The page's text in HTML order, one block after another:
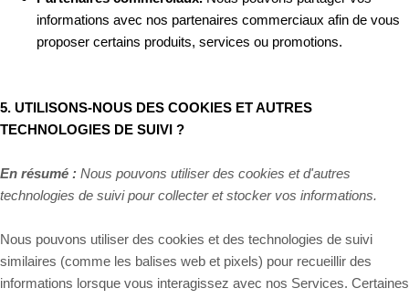
informations avec nos partenaires commerciaux afin de vous
proposer certains produits, services ou promotions.
5. UTILISONS-NOUS DES COOKIES ET AUTRES
TECHNOLOGIES DE SUIVI ?
En résumé : Nous pouvons utiliser des cookies et d'autres
technologies de suivi pour collecter et stocker vos informations.
Nous pouvons utiliser des cookies et des technologies de suivi
similaires (comme les balises web et pixels) pour recueillir des
informations lorsque vous interagissez avec nos Services. Certaines